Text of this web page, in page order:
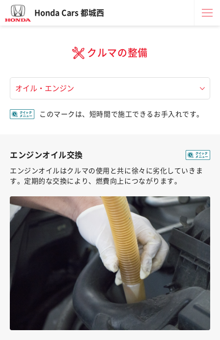
Honda Cars 都城西
クルマの整備
このマークは、短時間で施工できるお手入れです。
エンジンオイル交換
エンジンオイルはクルマの使用と共に徐々に劣化していきま
す。定期的な交換により、燃費向上につながります。